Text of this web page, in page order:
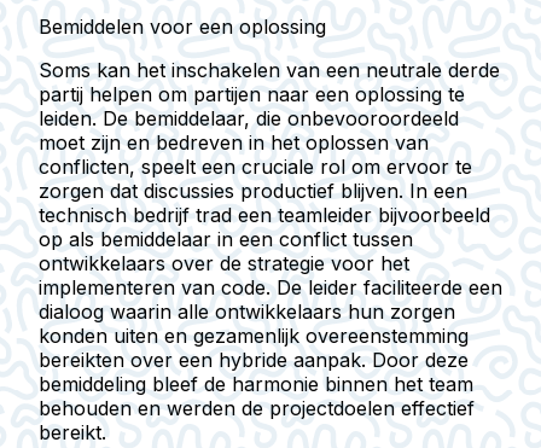
Bemiddelen voor een oplossing
Soms kan het inschakelen van een neutrale derde
partij helpen om partijen naar een oplossing te
leiden. De bemiddelaar, die onbevooroordeeld
moet zijn en bedreven in het oplossen van
conflicten, speelt een cruciale rol om ervoor te
zorgen dat discussies productief blijven. In een
technisch bedrijf trad een teamleider bijvoorbeeld
op als bemiddelaar in een conflict tussen
ontwikkelaars over de strategie voor het
implementeren van code. De leider faciliteerde een
dialoog waarin alle ontwikkelaars hun zorgen
konden uiten en gezamenlijk overeenstemming
bereikten over een hybride aanpak. Door deze
bemiddeling bleef de harmonie binnen het team
behouden en werden de projectdoelen effectief
bereikt.